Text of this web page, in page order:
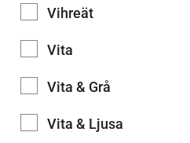
Vihreät
Vita
Vita & Grå
Vita & Ljusa